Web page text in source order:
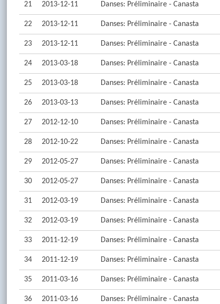
21 2013-12-11 Danses: Préliminaire - Canasta
22 2013-12-11 Danses: Préliminaire - Canasta
23 2013-12-11 Danses: Préliminaire - Canasta
24 2013-03-18 Danses: Préliminaire - Canasta
25 2013-03-18 Danses: Préliminaire - Canasta
26 2013-03-13 Danses: Préliminaire - Canasta
27 2012-12-10 Danses: Préliminaire - Canasta
28 2012-10-22 Danses: Préliminaire - Canasta
29 2012-05-27 Danses: Préliminaire - Canasta
30 2012-05-27 Danses: Préliminaire - Canasta
31 2012-03-19 Danses: Préliminaire - Canasta
32 2012-03-19 Danses: Préliminaire - Canasta
33 2011-12-19 Danses: Préliminaire - Canasta
34 2011-12-19 Danses: Préliminaire - Canasta
35 2011-03-16 Danses: Préliminaire - Canasta
36 2011-03-16 Danses: Préliminaire - Canasta